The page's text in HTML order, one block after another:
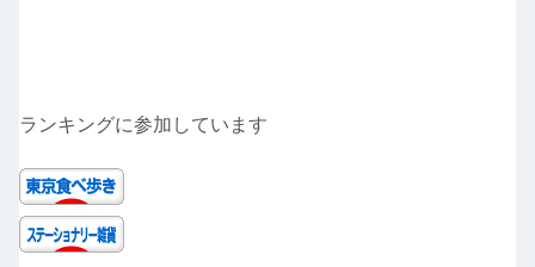
ランキングに参加しています